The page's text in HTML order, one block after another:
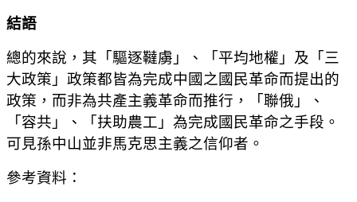
結語
總的來說，其「驅逐韃虜」、「平均地權」及「三
大政策」政策都皆為完成中國之國民革命而提出的
政策，而非為共產主義革命而推行，「聯俄」、
「容共」、「扶助農工」為完成國民革命之手段。
可見孫中山並非馬克思主義之信仰者。
參考資料：